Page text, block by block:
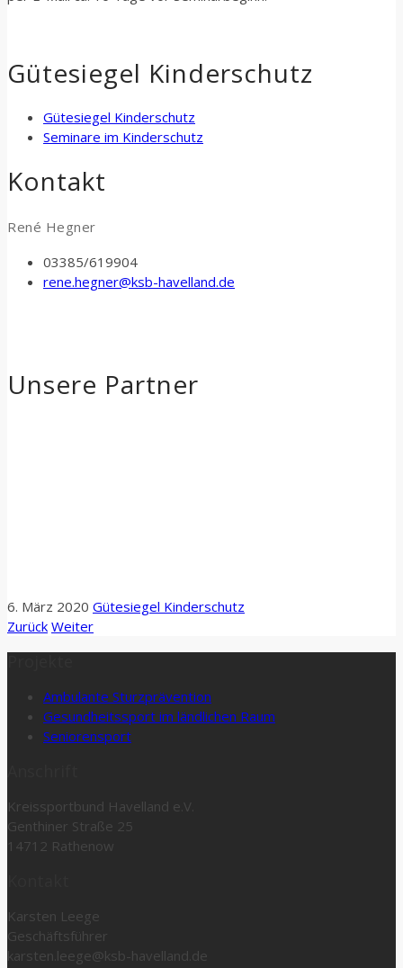
Gütesiegel Kinderschutz
Gütesiegel Kinderschutz
Seminare im Kinderschutz
Kontakt
René Hegner
03385/619904
rene.hegner@ksb-havelland.de
Unsere Partner
6. März 2020 Gütesiegel Kinderschutz
Zurück Weiter
Ambulante Sturzprävention
Gesundheitssport im ländlichen Raum
Seniorensport
Kreissportbund Havelland e.V.
Genthiner Straße 25
14712 Rathenow
Karsten Leege
Geschäftsführer
karsten.leege@ksb-havelland.de